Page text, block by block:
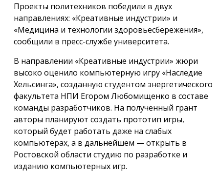
Проекты политехников победили в двух
направлениях: «Креативные индустрии» и
«Медицина и технологии здоровьесбережения»,
сообщили в пресс-службе университета.
В направлении «Креативные индустрии» жюри
высоко оценило компьютерную игру «Наследие
Хельсинга», созданную студентом энергетического
факультета НПИ Егором Любомищенко в составе
команды разработчиков. На полученный грант
авторы планируют создать прототип игры,
который будет работать даже на слабых
компьютерах, а в дальнейшем — открыть в
Ростовской области студию по разработке и
изданию компьютерных игр.